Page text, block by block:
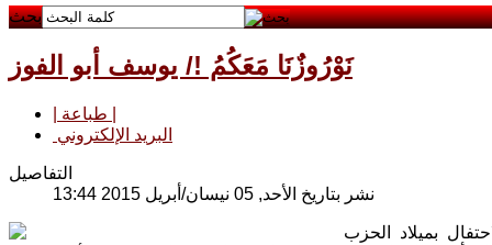
بحث
نَوْرُوزٌنَا مَعَكُمُ !/ يوسف أبو الفوز
البريد الإلكتروني
التفاصيل
نشر بتاريخ الأحد, 05 نيسان/أبريل 2015 13:44
بميلاد الحزب